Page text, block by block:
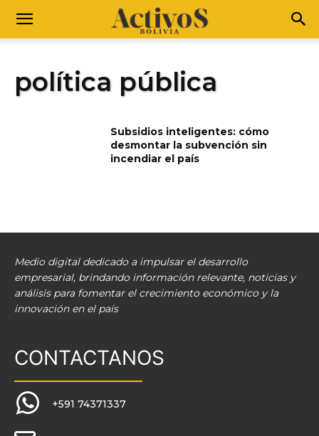
política pública
Subsidios inteligentes: cómo
desmontar la subvención sin
incendiar el país
Medio digital dedicado a impulsar el desarrollo
empresarial, brindando información relevante, noticias y
análisis para fomentar el crecimiento económico y la
innovación en el país
CONTACTANOS
+591 74371337